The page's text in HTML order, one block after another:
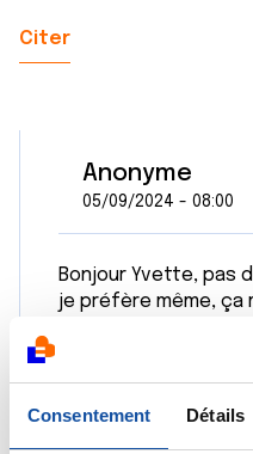
Consentement Détails
Citer
Anonyme
05/09/2024 - 08:00
Bonjour Yvette, pas
je préfère même, ça
compatissantes de
que ce sont les